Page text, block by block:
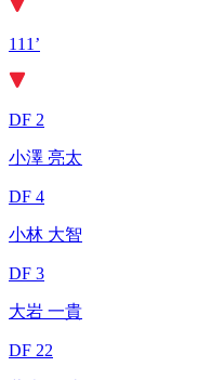
111’
DF 2
小澤 亮太
DF 4
小林 大智
DF 3
大岩 一貴
DF 22